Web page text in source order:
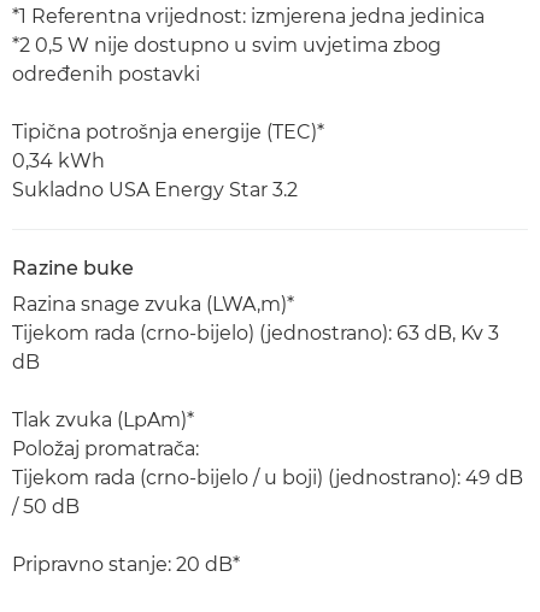
*1 Referentna vrijednost: izmjerena jedna jedinica
*2 0,5 W nije dostupno u svim uvjetima zbog
određenih postavki
Tipična potrošnja energije (TEC)*
0,34 kWh
Sukladno USA Energy Star 3.2
Razine buke
Razina snage zvuka (LWA,m)*
Tijekom rada (crno-bijelo) (jednostrano): 63 dB, Kv 3
dB
Tlak zvuka (LpAm)*
Položaj promatrača:
Tijekom rada (crno-bijelo / u boji) (jednostrano): 49 dB
/ 50 dB
Pripravno stanje: 20 dB*